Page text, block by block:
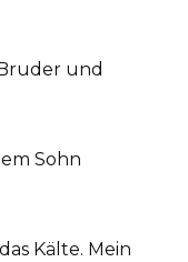
und
Sohn
Kälte. Mein